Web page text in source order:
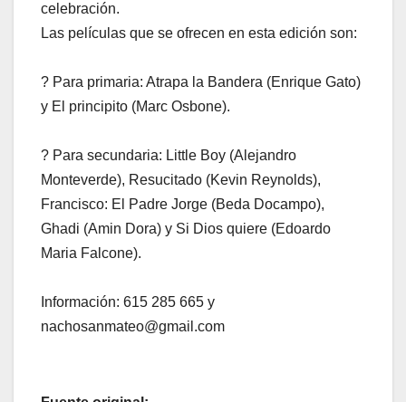
celebración.
Las películas que se ofrecen en esta edición son:
? Para primaria: Atrapa la Bandera (Enrique Gato)
y El principito (Marc Osbone).
? Para secundaria: Little Boy (Alejandro
Monteverde), Resucitado (Kevin Reynolds),
Francisco: El Padre Jorge (Beda Docampo),
Ghadi (Amin Dora) y Si Dios quiere (Edoardo
Maria Falcone).
Información: 615 285 665 y
nachosanmateo@gmail.com